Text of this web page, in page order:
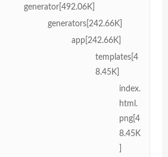
generator[492.06K]
generators[242.66K]
app[242.66K]
templates[4
8.45K]
index.
html.
png[4
8.45K